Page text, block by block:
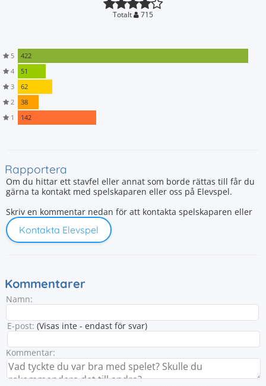
Totalt 715
5
422
4
51
3
62
2
38
1
142
Rapportera
Om du hittar ett stavfel eller annat som borde rättas till får du
gärna ta kontakt med spelskaparen eller oss på Elevspel.
Skriv en kommentar nedan för att kontakta spelskaparen eller
Kontakta Elevspel
Kommentarer
Namn:
E-post: (Visas inte - endast för svar)
Kommentar: